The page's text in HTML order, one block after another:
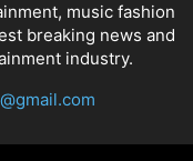
music fashion
breaking news and
industry.